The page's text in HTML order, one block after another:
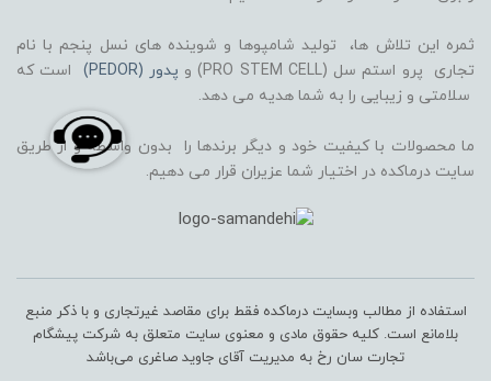
ثمره این تلاش ها، تولید شامپوها و شوینده های نسل پنجم با نام
تجاری پرو استم سل (PRO STEM CELL) و
پدور (PEDOR)
است که
سلامتی و زیبایی را به شما هدیه می دهد.
ما محصولات با کیفیت خود و دیگر برندها را بدون واسطه و از طریق
سایت درماکده در اختیار شما عزیران قرار می دهیم.
استفاده از مطالب وبسایت درماکده فقط برای مقاصد غیرتجاری و با ذکر منبع
بلامانع است. کلیه حقوق مادی و معنوی سایت متعلق به شرکت پیشگام
تجارت سان رخ به مدیریت آقای جاوید صاغری می‌باشد